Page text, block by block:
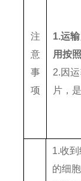
注
意
事
项
1.运
用按
2.因
片，
1.收
的细